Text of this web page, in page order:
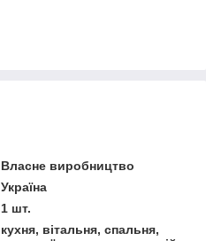
Власне виробництво
Україна
1 шт.
кухня, вітальня, спальня,